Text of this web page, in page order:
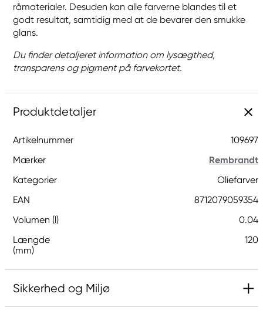
råmaterialer. Desuden kan alle farverne blandes til et
godt resultat, samtidig med at de bevarer den smukke
glans.
Du finder detaljeret information om lysægthed,
transparens og pigment på farvekortet.
Produktdetaljer
Artikelnummer
109697
Mærker
Rembrandt
Kategorier
Oliefarver
EAN
8712079059354
Volumen (l)
0.04
Længde
(mm)
120
Sikkerhed og Miljø